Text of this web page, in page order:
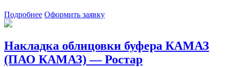
Подробнее Оформить заявку
Накладка облицовки буфера КАМАЗ
(ПАО КАМАЗ) — Ростар